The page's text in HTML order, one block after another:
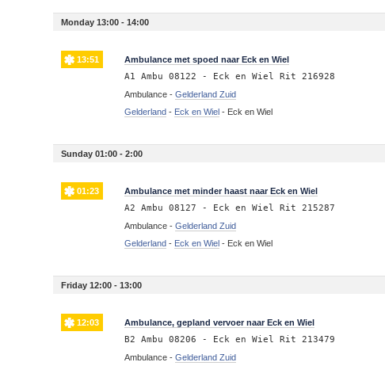
Monday 13:00 - 14:00
13:51 Ambulance met spoed naar Eck en Wiel
A1 Ambu 08122 - Eck en Wiel Rit 216928
Ambulance -Gelderland Zuid
Gelderland - Eck en Wiel - Eck en Wiel
Sunday 01:00 - 2:00
01:23 Ambulance met minder haast naar Eck en Wiel
A2 Ambu 08127 - Eck en Wiel Rit 215287
Ambulance -Gelderland Zuid
Gelderland - Eck en Wiel - Eck en Wiel
Friday 12:00 - 13:00
12:03 Ambulance, gepland vervoer naar Eck en Wiel
B2 Ambu 08206 - Eck en Wiel Rit 213479
Ambulance -Gelderland Zuid